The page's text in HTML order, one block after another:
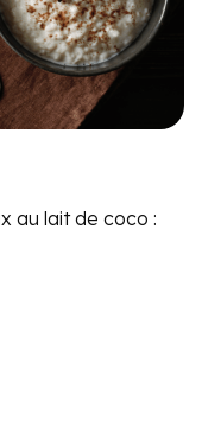
au lait de coco :